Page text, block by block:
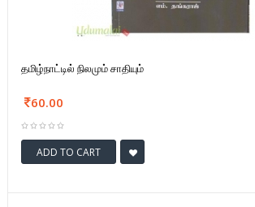
தமிழ்நாட்டில் நிலமும் சாதியும்
60.00
ADD TO CART